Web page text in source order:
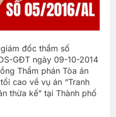
đốc thẩm số
GĐT ngày 09-10-2014
Thẩm phán Tòa án
cao về vụ án “Tranh
thừa kế” tại Thành phố